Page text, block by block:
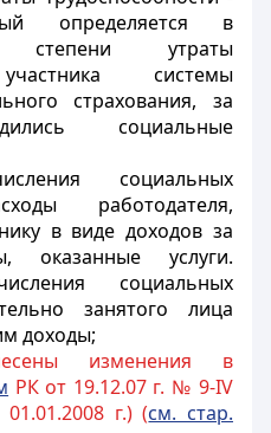
определяется в
степени утраты
системы
страхования, за
социальные
социальных
работодателя,
в виде доходов за
оказанные услуги.
социальных
занятого лица
доходы;
изменения в
РК от 19.12.07 г. № 9-IV
г.) (см. стар.